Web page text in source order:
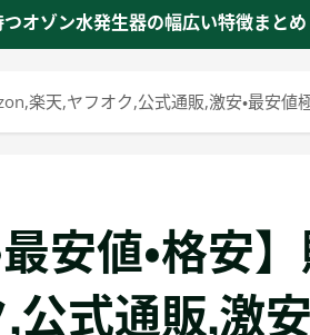
オゾン水発生器の幅広い特徴まとめ
楽天,ヤフオク,公式通販,激安・最安
安値・格安
公式通販,激安